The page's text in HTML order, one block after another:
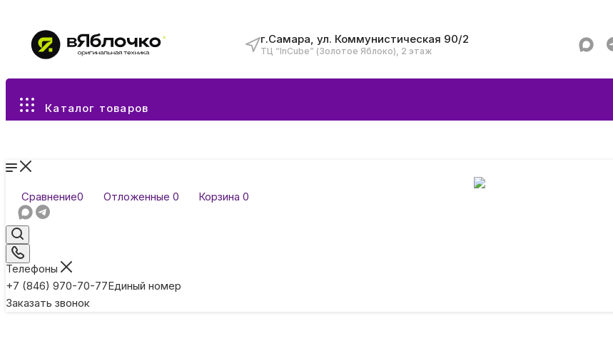
г.Самара, ул. Коммунистическая 90/2
ТЦ “InCube” (Золотое Яблоко), 2 этаж
Каталог товаров
Сравнение0 Отложенные 0 Корзина 0
Телефоны
+7 (846) 970-70-77Единый номер
Заказать звонок
Все разделы каталога